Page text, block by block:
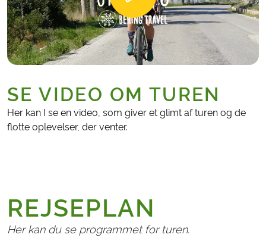
SE VIDEO OM TUREN
Her kan I se en video, som giver et glimt af turen og de
flotte oplevelser, der venter.
REJSEPLAN
Her kan du se programmet for turen.